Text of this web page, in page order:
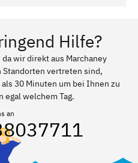
Hilfe?
wir direkt aus Marchaney
vertreten sind,
30 Minuten um bei Ihnen zu
egal welchem Tag.
an